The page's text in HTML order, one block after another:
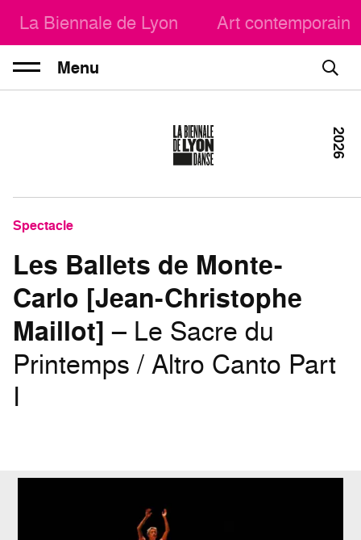
La Biennale de Lyon Art contemporain
Menu
Spectacle
Les Ballets de Monte-
Carlo [Jean-Christophe
Maillot] – Le Sacre du
Printemps / Altro Canto Part
I
2026